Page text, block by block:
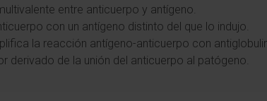
entre anticuerpo y antígeno.
con un antígeno distinto del que lo indujo.
la reacción antígeno-anticuerpo con
derivado de la unión del anticuerpo al patógeno.